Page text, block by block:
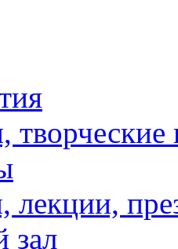
лекции,
зал